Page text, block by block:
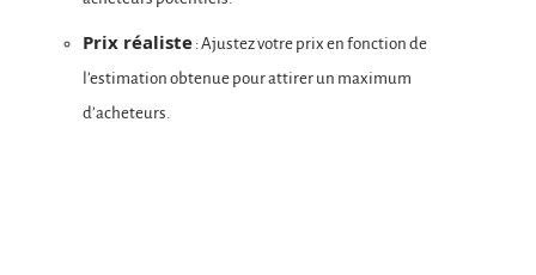
Prix réaliste : Ajustez votre prix en fonction de
l’estimation obtenue pour attirer un maximum
d’acheteurs.